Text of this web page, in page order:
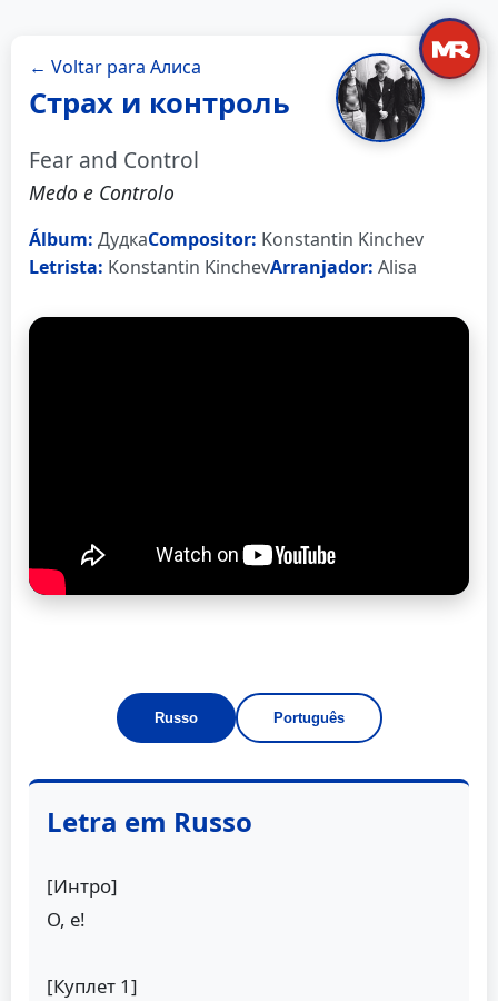
← Voltar para Алиса
Страх и контроль
Fear and Control
Medo e Controlo
Álbum: ДудкаCompositor: Konstantin Kinchev
Letrista: Konstantin KinchevArranjador: Alisa
Russo Português
Letra em Russo
[Интро]
О, е!
[Куплет 1]